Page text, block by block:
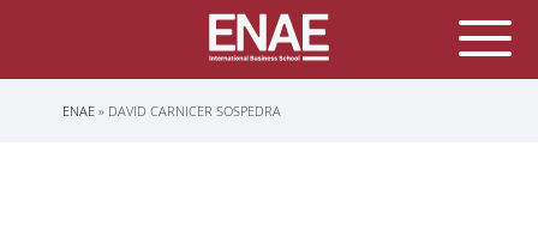
Sobrescribir
ENAE DAVID CARNICER SOSPEDRA